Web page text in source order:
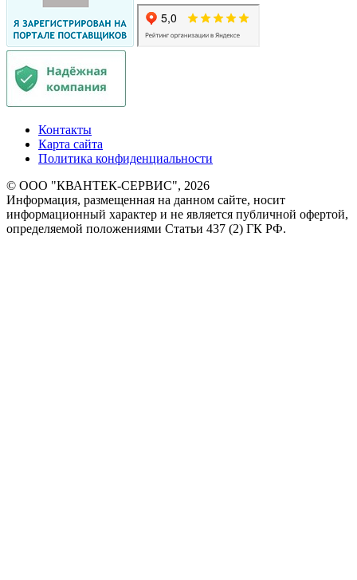
Контакты
Карта сайта
Политика конфиденциальности
© ООО "КВАНТЕК-СЕРВИС", 2026
Информация, размещенная на данном сайте, носит
информационный характер и не является публичной офертой,
определяемой положениями Статьи 437 (2) ГК РФ.